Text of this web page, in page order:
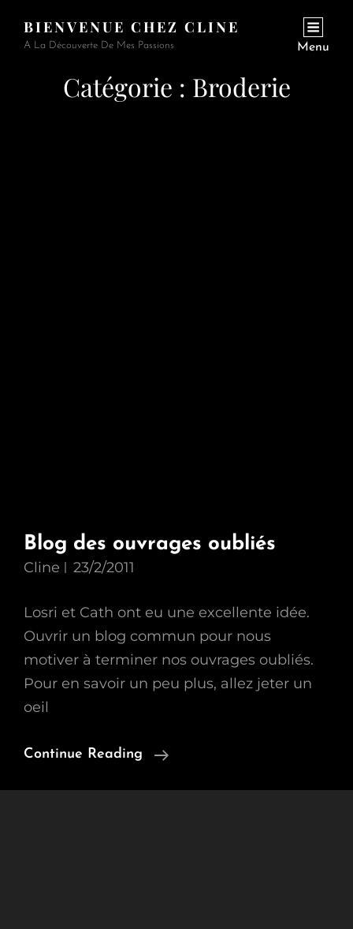
BIENVENUE CHEZ CLINE
A La Découverte De Mes Passions Menu
Catégorie : Broderie
Blog des ouvrages oubliés
Cline 23/2/2011
Losri et Cath ont eu une excellente idée.
Ouvrir un blog commun pour nous
motiver à terminer nos ouvrages oubliés.
Pour en savoir un peu plus, allez jeter un
oeil
Continue Reading
Blog